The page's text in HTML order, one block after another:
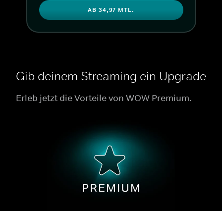
AB 34,97 MTL.
Gib deinem Streaming ein Upgrade
Erleb jetzt die Vorteile von WOW Premium.